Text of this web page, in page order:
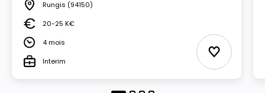
Lieu Rungis (94150)
Salaire20-25 K€
Durée4 mois
TypeInterim Ajouter